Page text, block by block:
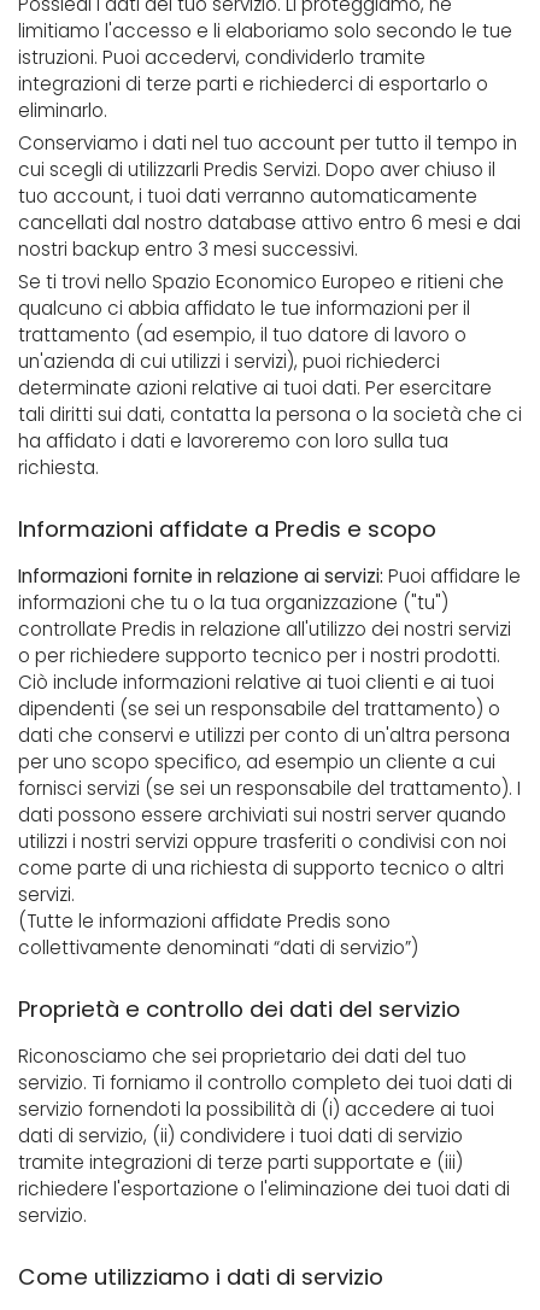
limitiamo l'accesso e li elaboriamo solo secondo le tue
istruzioni. Puoi accedervi, condividerlo tramite
integrazioni di terze parti e richiederci di esportarlo o
eliminarlo.
Conserviamo i dati nel tuo account per tutto il tempo in
cui scegli di utilizzarli Predis Servizi. Dopo aver chiuso il
tuo account, i tuoi dati verranno automaticamente
cancellati dal nostro database attivo entro 6 mesi e dai
nostri backup entro 3 mesi successivi.
Se ti trovi nello Spazio Economico Europeo e ritieni che
qualcuno ci abbia affidato le tue informazioni per il
trattamento (ad esempio, il tuo datore di lavoro o
un'azienda di cui utilizzi i servizi), puoi richiederci
determinate azioni relative ai tuoi dati. Per esercitare
tali diritti sui dati, contatta la persona o la società che ci
ha affidato i dati e lavoreremo con loro sulla tua
richiesta.
Informazioni affidate a Predis e scopo
Informazioni fornite in relazione ai servizi: Puoi affidare le
informazioni che tu o la tua organizzazione ("tu")
controllate Predis in relazione all'utilizzo dei nostri servizi
o per richiedere supporto tecnico per i nostri prodotti.
Ciò include informazioni relative ai tuoi clienti e ai tuoi
dipendenti (se sei un responsabile del trattamento) o
dati che conservi e utilizzi per conto di un'altra persona
per uno scopo specifico, ad esempio un cliente a cui
fornisci servizi (se sei un responsabile del trattamento). I
dati possono essere archiviati sui nostri server quando
utilizzi i nostri servizi oppure trasferiti o condivisi con noi
come parte di una richiesta di supporto tecnico o altri
servizi.
(Tutte le informazioni affidate Predis sono
collettivamente denominati “dati di servizio”)
Proprietà e controllo dei dati del servizio
Riconosciamo che sei proprietario dei dati del tuo
servizio. Ti forniamo il controllo completo dei tuoi dati di
servizio fornendoti la possibilità di (i) accedere ai tuoi
dati di servizio, (ii) condividere i tuoi dati di servizio
tramite integrazioni di terze parti supportate e (iii)
richiedere l'esportazione o l'eliminazione dei tuoi dati di
servizio.
Come utilizziamo i dati di servizio